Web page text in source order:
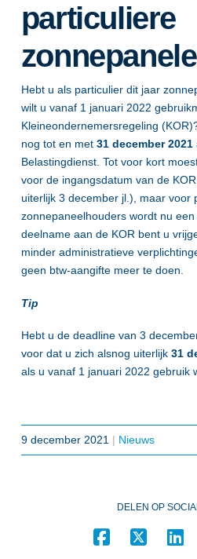
particuliere
Hebt u als particulier dit jaar
wilt u vanaf 1 januari 2022
Kleineondernemersregeling
nog tot en met 31 december 2021
Belastingdienst. Tot voor kort
voor de ingangsdatum van de
uiterlijk 3 december jl.), maar voor
zonnepaneelhouders wordt nu
deelname aan de KOR bent u
minder administratieve
geen btw-aangifte meer te doen.
Tip
Hebt u de deadline van 3
voor dat u zich alsnog uiterlijk 31
als u vanaf 1 januari 2022 gebruik
9 december 2021 | Nieuws
DELEN OP